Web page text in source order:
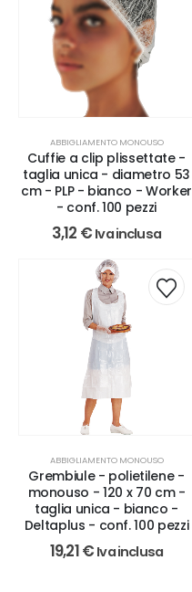
ABBIGLIAMENTO MONOUSO
Cuffie a clip plissettate -
taglia unica - diametro 53
cm - PLP - bianco - Worker
- conf. 100 pezzi
3,12 € Iva inclusa
ABBIGLIAMENTO MONOUSO
Grembiule - polietilene -
monouso - 120 x 70 cm -
taglia unica - bianco -
Deltaplus - conf. 100 pezzi
19,21€ Iva inclusa